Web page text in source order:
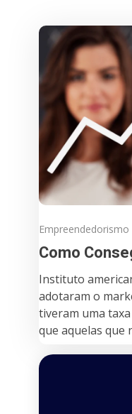
Empreendedorismo
Como
Instituto
adotaram o
tiveram uma
que aquelas que